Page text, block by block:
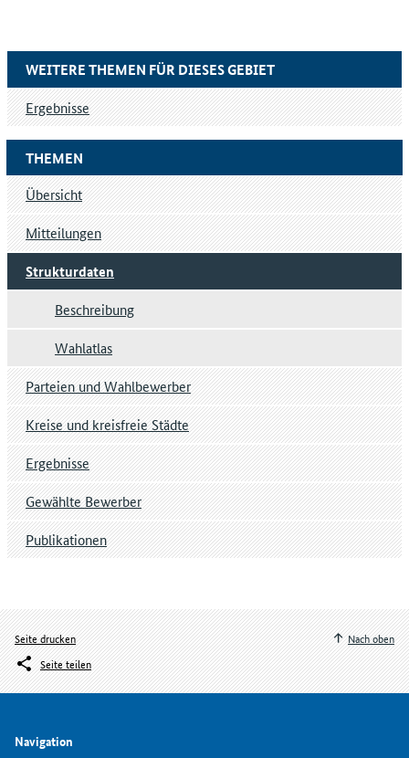
THEMEN
Übersicht
Mitteilungen
Strukturdaten
Beschreibung
Wahlatlas
Parteien und Wahlbewerber
Kreise und kreisfreie Städte
Ergebnisse
Gewählte Bewerber
Publikationen
WEITERE THEMEN FÜR DIESES GEBIET
Ergebnisse
Seite drucken
Seite teilen
Nach oben
Navigation